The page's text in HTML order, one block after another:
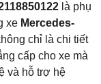
là phụ
xe Mercedes-
chỉ là chi tiết
cấp cho xe mà
và hỗ trợ hệ